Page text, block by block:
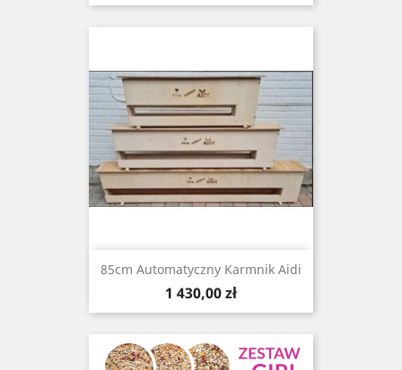
85cm Automatyczny Karmnik Aidi
Cena
1 430,00 zł